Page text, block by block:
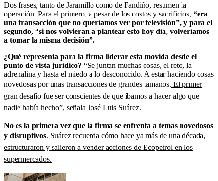
Dos frases, tanto de Jaramillo como de Fandiño, resumen la
operación. Para el primero, a pesar de los costos y sacrificios, “era
una transacción que no queríamos ver por televisión”, y para el
segundo, “si nos volvieran a plantear esto hoy día, volveríamos
a tomar la misma decisión”.
¿Qué representa para la firma liderar esta movida desde el
punto de vista jurídico? “Se juntan muchas cosas, el reto, la
adrenalina y hasta el miedo a lo desconocido. A estar haciendo cosas
novedosas por unas transacciones de grandes tamaños. El primer
gran desafío fue ser conscientes de que íbamos a hacer algo que
nadie había hecho”, señala José Luis Suárez.
No es la primera vez que la firma se enfrenta a temas novedosos
y disruptivos. Suárez recuerda cómo hace ya más de una década,
estructuraron y salieron a vender acciones de Ecopetrol en los
supermercados.